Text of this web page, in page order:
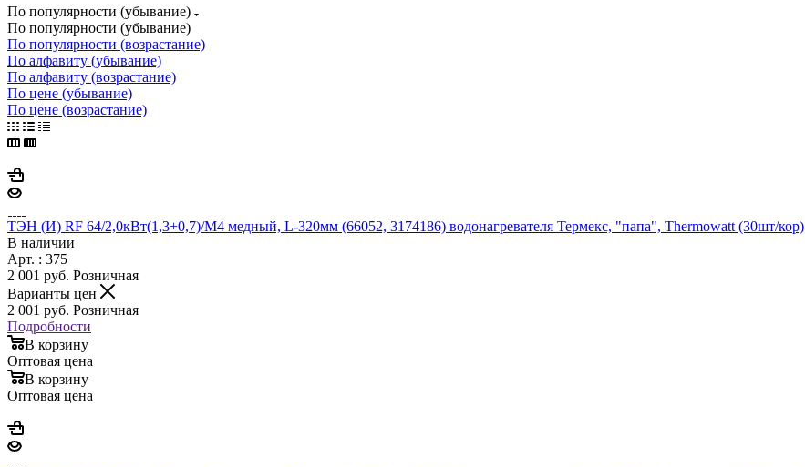
По популярности (убывание)
По популярности (убывание)
По популярности (возрастание)
По алфавиту (убывание)
По алфавиту (возрастание)
По цене (убывание)
По цене (возрастание)
ТЭН (И) RF 64/2,0кВт(1,3+0,7)/М4 медный, L-320мм (66052, 3174186) водонагревателя Термекс, "папа", Thermowatt (30шт/кор)
В наличии
Арт. : 375
2 001 руб. Розничная
Варианты цен
2 001 руб. Розничная
Подробности
В корзину
Оптовая цена
В корзину
Оптовая цена